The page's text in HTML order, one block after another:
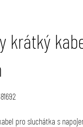
krátký
pro sluchátka s